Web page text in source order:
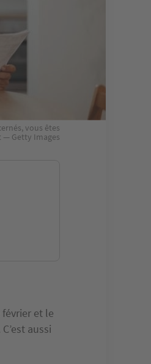
vous êtes
— Getty Images
et le
C’est aussi